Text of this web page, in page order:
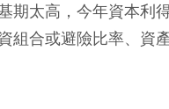
期太高，今年資本利
組合或避險比率、資